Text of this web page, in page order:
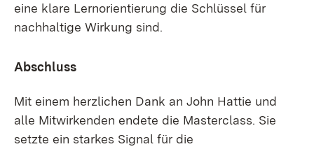
eine klare Lernorientierung die Schlüssel für
nachhaltige Wirkung sind.
Abschluss
Mit einem herzlichen Dank an John Hattie und
alle Mitwirkenden endete die Masterclass. Sie
setzte ein starkes Signal für die